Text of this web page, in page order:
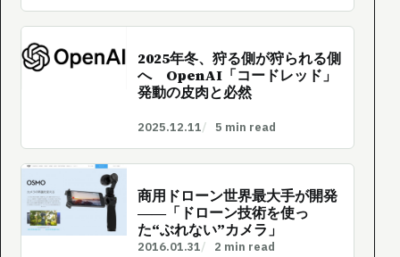
2025年冬、狩る側が狩られる側
へ OpenAI「コードレッド」
発動の皮肉と必然
2025.12.11 5 min read
商用ドローン世界最大手が開発
――「ドローン技術を使っ
た“ぶれない”カメラ」
2016.01.31
2 min read